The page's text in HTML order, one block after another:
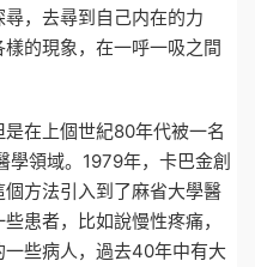
，去尋到自己内在的力
的現象，在一呼一吸之間
在上個世紀80年代被一名
學領域。1979年，卡巴金創
方法引入到了麻省大學醫
患者，比如說慢性疼痛，
些病人，過去40年中有大